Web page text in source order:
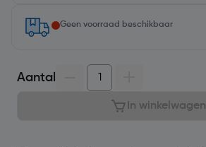
Geen voorraad beschikbaar
Aantal
In winkelwagen